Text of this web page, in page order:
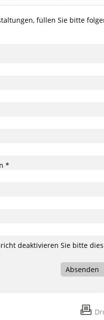
füllen Sie bitte
*
deaktivieren Sie bitte
Absenden